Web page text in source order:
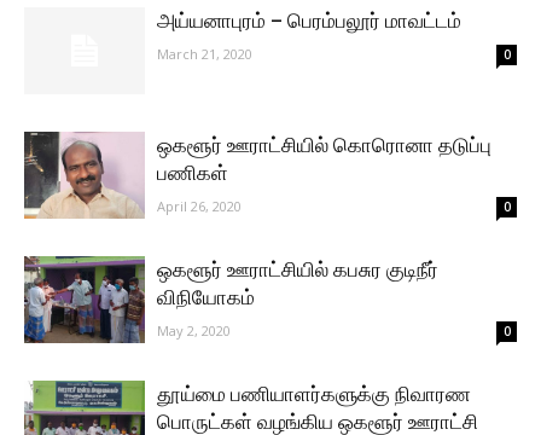
அய்யனாபுரம் – பெரம்பலூர் மாவட்டம்
March 21, 2020 0
ஒகளூர் ஊராட்சியில் கொரொனா தடுப்பு
பணிகள்
April 26, 2020 0
ஒகளூர் ஊராட்சியில் கபசுர குடிநீர்
விநியோகம்
May 2, 2020 0
தூய்மை பணியாளர்களுக்கு நிவாரண
பொருட்கள் வழங்கிய ஒகளூர் ஊராட்சி